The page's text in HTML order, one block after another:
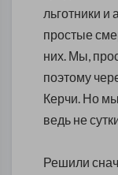
льготники и
простые
них. Мы,
поэтому
Керчи. Но
ведь не
Решили